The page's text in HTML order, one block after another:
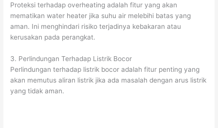
Proteksi terhadap overheating adalah fitur yang akan
mematikan water heater jika suhu air melebihi batas yang
aman. Ini menghindari risiko terjadinya kebakaran atau
kerusakan pada perangkat.
3. Perlindungan Terhadap Listrik Bocor
Perlindungan terhadap listrik bocor adalah fitur penting yang
akan memutus aliran listrik jika ada masalah dengan arus listrik
yang tidak aman.